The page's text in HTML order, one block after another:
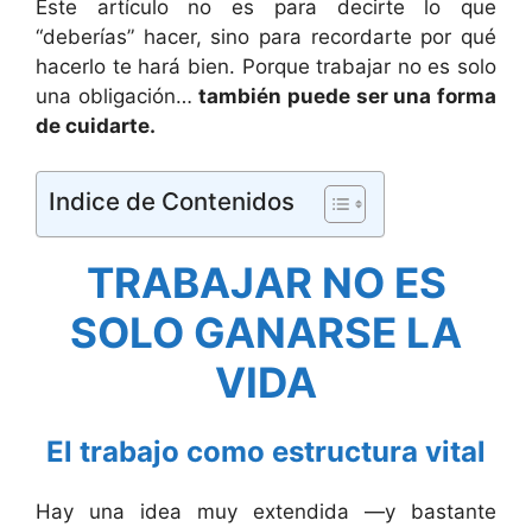
Este artículo no es para decirte lo que
“deberías” hacer, sino para recordarte por qué
hacerlo te hará bien. Porque trabajar no es solo
una obligación…también puede ser una forma
de cuidarte.
Indice de Contenidos
TRABAJAR NO ES
SOLO GANARSE LA
VIDA
El trabajo como estructura vital
Hay una idea muy extendida —y bastante